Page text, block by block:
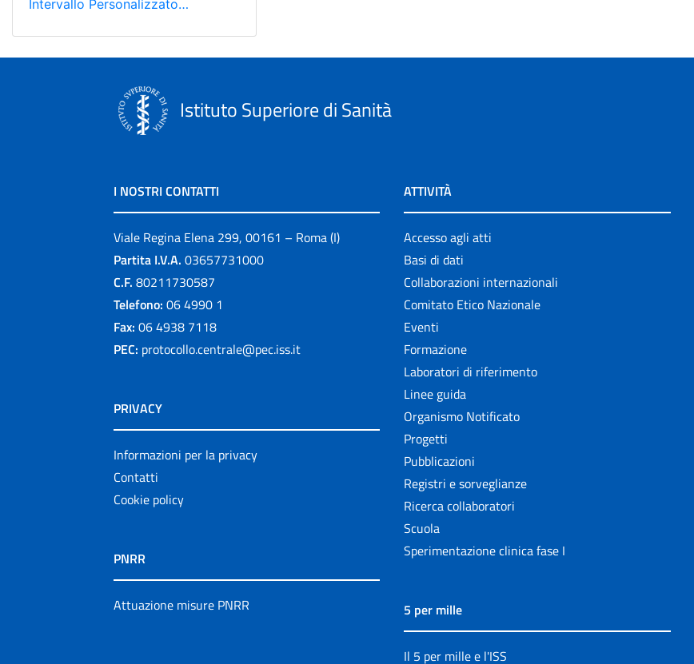
Intervallo Personalizzato…
Istituto Superiore di Sanità
I NOSTRI CONTATTI
Viale Regina Elena 299, 00161 – Roma (I)
Partita I.V.A. 03657731000
C.F. 80211730587
Telefono: 06 4990 1
Fax: 06 4938 7118
PEC: protocollo.centrale@pec.iss.it
PRIVACY
Informazioni per la privacy
Contatti
Cookie policy
PNRR
Attuazione misure PNRR
ATTIVITÀ
Accesso agli atti
Basi di dati
Collaborazioni internazionali
Comitato Etico Nazionale
Eventi
Formazione
Laboratori di riferimento
Linee guida
Organismo Notificato
Progetti
Pubblicazioni
Registri e sorveglianze
Ricerca collaboratori
Scuola
Sperimentazione clinica fase I
5 per mille
Il 5 per mille e l'ISS